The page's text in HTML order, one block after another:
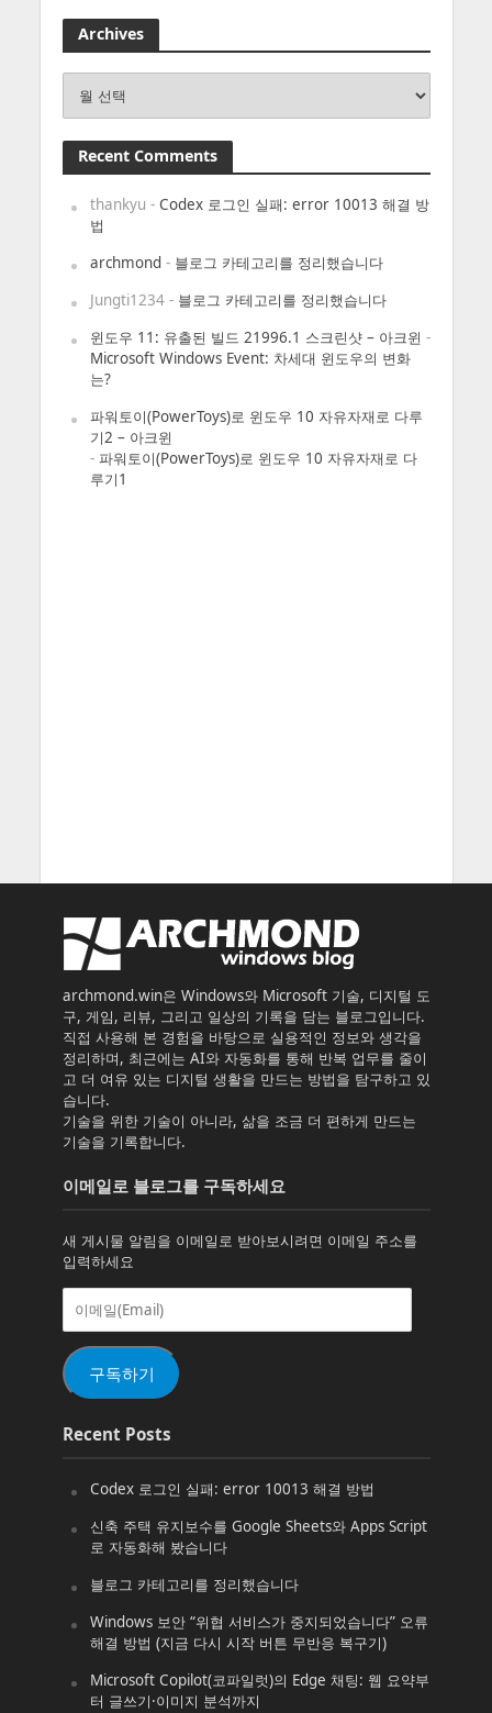
Archives
Recent Comments
thankyu - Codex 로그인 실패: error 10013 해결 방
법
archmond- 블로그 카테고리를 정리했습니다
Jungti1234- 블로그 카테고리를 정리했습니다
윈도우 11: 유출된 빌드 21996.1 스크린샷 – 아크윈 -
Microsoft Windows Event: 차세대 윈도우의 변화
는?
파워토이(PowerToys)로 윈도우 10 자유자재로 다루
기2 – 아크윈
- 파워토이(PowerToys)로 윈도우 10 자유자재로 다
루기1
archmond.win은 Windows와 Microsoft 기술, 디지털 도
구, 게임, 리뷰, 그리고 일상의 기록을 담는 블로그입니다.
직접 사용해 본 경험을 바탕으로 실용적인 정보와 생각을
정리하며, 최근에는 AI와 자동화를 통해 반복 업무를 줄이
고 더 여유 있는 디지털 생활을 만드는 방법을 탐구하고 있
습니다.
기술을 위한 기술이 아니라, 삶을 조금 더 편하게 만드는
기술을 기록합니다.
이메일로 블로그를 구독하세요
새 게시물 알림을 이메일로 받아보시려면 이메일 주소를
입력하세요
이
일
(Email)
구독하기
Recent Posts
Codex 로그인 실패: error 10013 해결 방법
신축 주택 유지보수를 Google Sheets와 Apps Script
로 자동화해 봤습니다
블로그 카테고리를 정리했습니다
Windows 보안 “위협 서비스가 중지되었습니다” 오류
해결 방법 (지금 다시 시작 버튼 무반응 복구기)
Microsoft Copilot(코파일럿)의 Edge 채팅: 웹 요약부
터 글쓰기·이미지 분석까지